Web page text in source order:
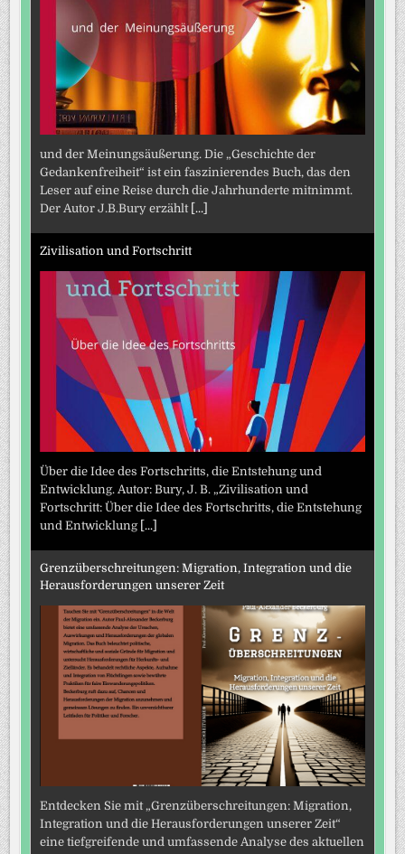
und der Meinungsäußerung. Die „Geschichte der
Gedankenfreiheit“ ist ein faszinierendes Buch, das den
Leser auf eine Reise durch die Jahrhunderte mitnimmt.
Der Autor J.B.Bury erzählt [...]
Zivilisation und Fortschritt
Über die Idee des Fortschritts, die Entstehung und
Entwicklung. Autor: Bury, J. B. „Zivilisation und
Fortschritt: Über die Idee des Fortschritts, die Entstehung
und Entwicklung [...]
Grenzüberschreitungen: Migration, Integration und die
Herausforderungen unserer Zeit
Entdecken Sie mit „Grenzüberschreitungen: Migration,
Integration und die Herausforderungen unserer Zeit“
eine tiefgreifende und umfassende Analyse des aktuellen